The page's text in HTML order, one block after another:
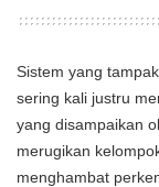
Sistem yang
sering kali justru
yang disampaikan
merugikan
menghambat